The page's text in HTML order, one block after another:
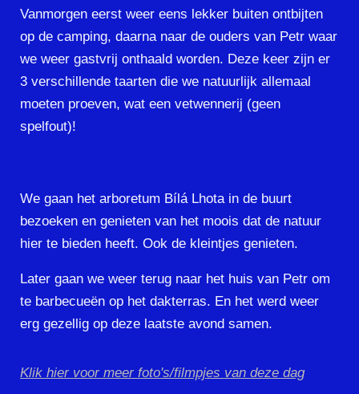
Vanmorgen eerst weer eens lekker buiten ontbijten
op de camping, daarna naar de ouders van Petr waar
we weer gastvrij onthaald worden. Deze keer zijn er
3 verschillende taarten die we natuurlijk allemaal
moeten proeven, wat een vetwennerij (geen
spelfout)!
We gaan het arboretum Bílá Lhota in de buurt
bezoeken en genieten van het moois dat de natuur
hier te bieden heeft. Ook de kleintjes genieten.
Later gaan we weer terug naar het huis van Petr om
te barbecueën op het dakterras. En het werd weer
erg gezellig op deze laatste avond samen.
Klik hier voor meer foto's/filmpjes van deze dag